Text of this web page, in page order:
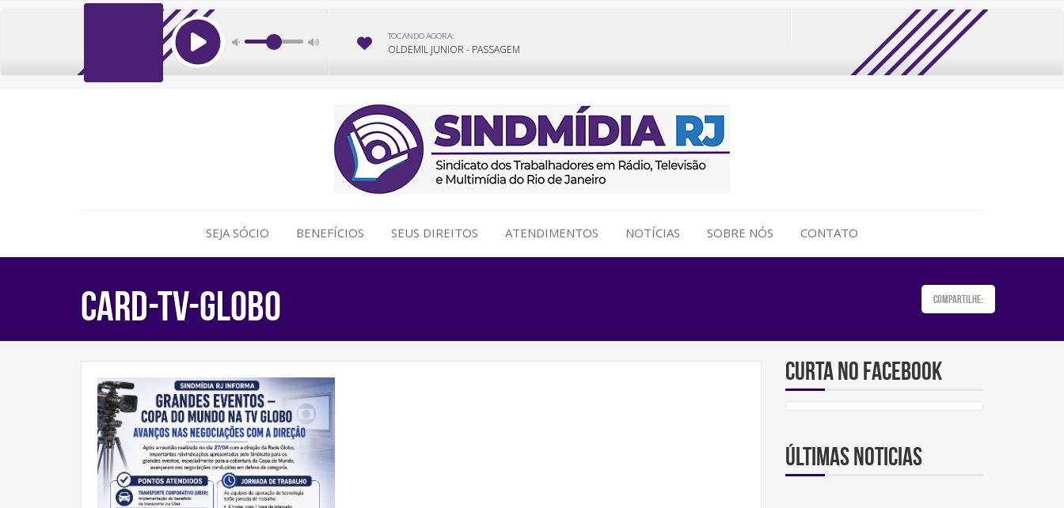
SEJA SÓCIO BENEFÍCIOS SEUS DIREITOS ATENDIMENTOS NOTÍCIAS SOBRE NÓS CONTATO
card-tv-globo Compartilhe:
Curta no Facebook
Últimas noticias